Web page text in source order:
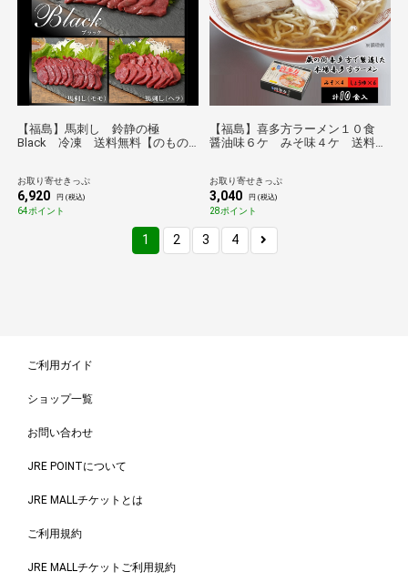
【福島】馬刺し 鈴静の極
Black 冷凍 送料無料【のもの
お取り寄せきっぷ
6,920 円 (税込)
64ポイント
【福島】喜多方ラーメン１０食
醤油味６ケ みそ味４ケ 送料無
お取り寄せきっぷ
3,040 円 (税込)
28ポイント
1 2 3 4
ご利用ガイド
ショップ一覧
お問い合わせ
JRE POINTについて
JRE MALLチケットとは
ご利用規約
JRE MALLチケットご利用規約